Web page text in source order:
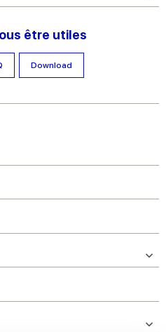
être utiles
Download